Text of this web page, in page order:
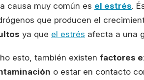
causa muy común es el estrés.
que producen el
ya que el estrés afecta a una
esto, también existen factores
o estar en contacto